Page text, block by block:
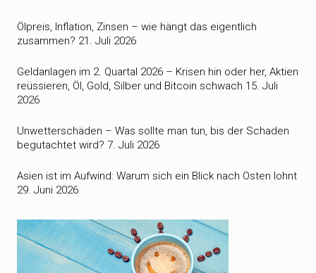
Ölpreis, Inflation, Zinsen – wie hängt das eigentlich
zusammen? 21. Juli 2026
Geldanlagen im 2. Quartal 2026 – Krisen hin oder her, Aktien
reüssieren, Öl, Gold, Silber und Bitcoin schwach 15. Juli
2026
Unwetterschäden – Was sollte man tun, bis der Schaden
begutachtet wird? 7. Juli 2026
Asien ist im Aufwind: Warum sich ein Blick nach Osten lohnt
29. Juni 2026